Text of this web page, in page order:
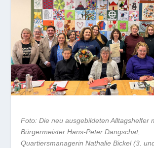
Foto: Die neu ausgebildeten Alltagshelfer
Bürgermeister Hans-Peter Dangschat,
Quartiersmanagerin Nathalie Bickel (3.